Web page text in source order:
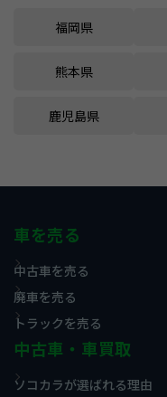
福岡県
熊本県
鹿児島県
車を売る
中古車を売る
廃車を売る
トラックを売る
中古車・車買取
ソコカラが選ばれる理由